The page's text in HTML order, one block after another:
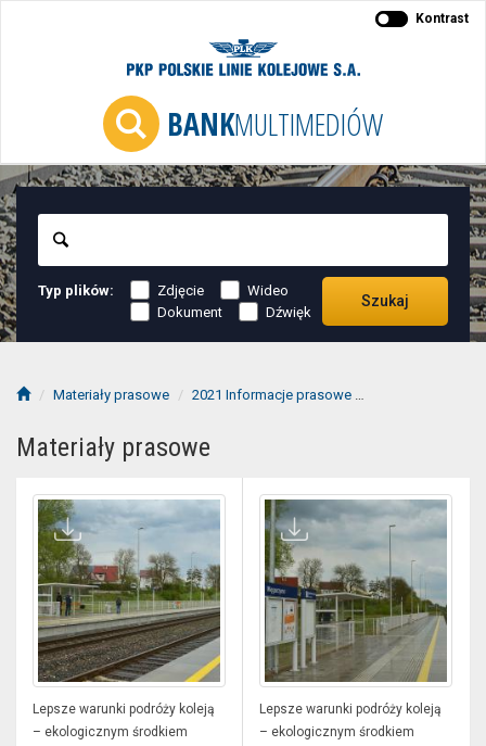
BANKMULTIMEDIÓW
Kontrast
Typ plików: Zdjęcie
Wideo
Dokument
Dźwięk
Szukaj
Materiały prasowe 2021 Informacje prasowe
Materiały prasowe
Lepsze warunki podróży koleją
– ekologicznym środkiem
Lepsze warunki podróży koleją
– ekologicznym środkiem